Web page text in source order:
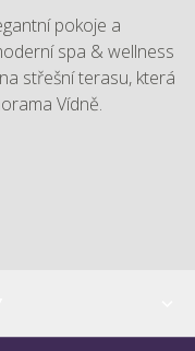
pokoje a
spa & wellness
střešní terasu, která
Vídně.